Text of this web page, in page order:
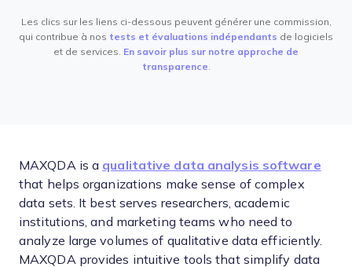
Les clics sur les liens ci-dessous peuvent générer une commission,
qui contribue à nos tests et évaluations indépendants de logiciels
et de services. En savoir plus sur notre approche de
transparence.
MAXQDA is a qualitative data analysis software
that helps organizations make sense of complex
data sets. It best serves researchers, academic
institutions, and marketing teams who need to
analyze large volumes of qualitative data efficiently.
MAXQDA provides intuitive tools that simplify data